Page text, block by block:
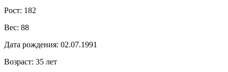
Рост: 182
Вес: 88
Дата рождения: 02.07.1991
Возраст: 35 лет